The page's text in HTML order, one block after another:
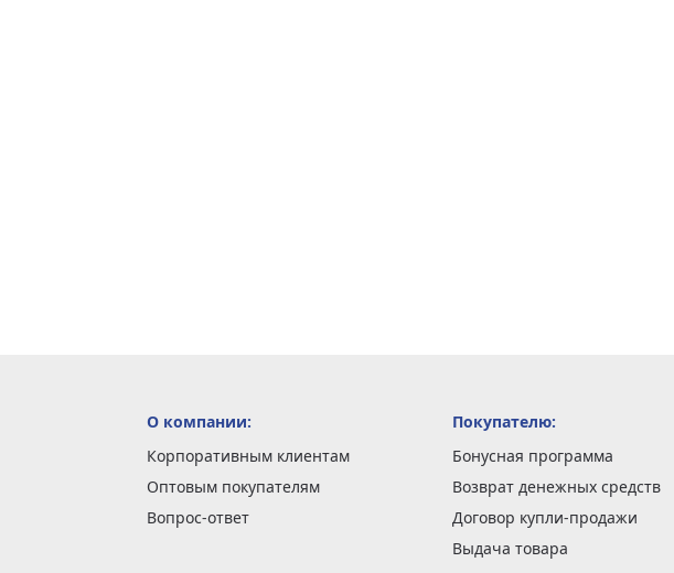
О компании:
Корпоративным клиентам
Оптовым покупателям
Вопрос-ответ
Покупателю:
Бонусная программа
Возврат денежных средств
Договор купли-продажи
Выдача товара